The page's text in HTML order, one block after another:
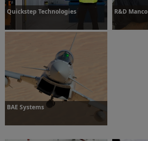
Quickstep Technologies
Dowiedz się więcej
R&D Manco
BAE Systems